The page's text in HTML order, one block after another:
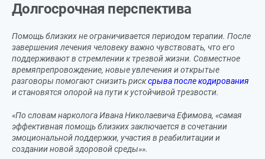
Долгосрочная перспектива
Помощь близких не ограничивается периодом терапии. После
завершения лечения человеку важно чувствовать, что его
поддерживают в стремлении к трезвой жизни. Совместное
времяпрепровождение, новые увлечения и открытые
разговоры помогают снизить рисксрыва после кодирования
и становятся опорой на пути к устойчивой трезвости.
«По словам нарколога Ивана Николаевича Ефимова, «самая
эффективная помощь близких заключается в сочетании
эмоциональной поддержки, участия в реабилитации и
создании новой здоровой среды»».